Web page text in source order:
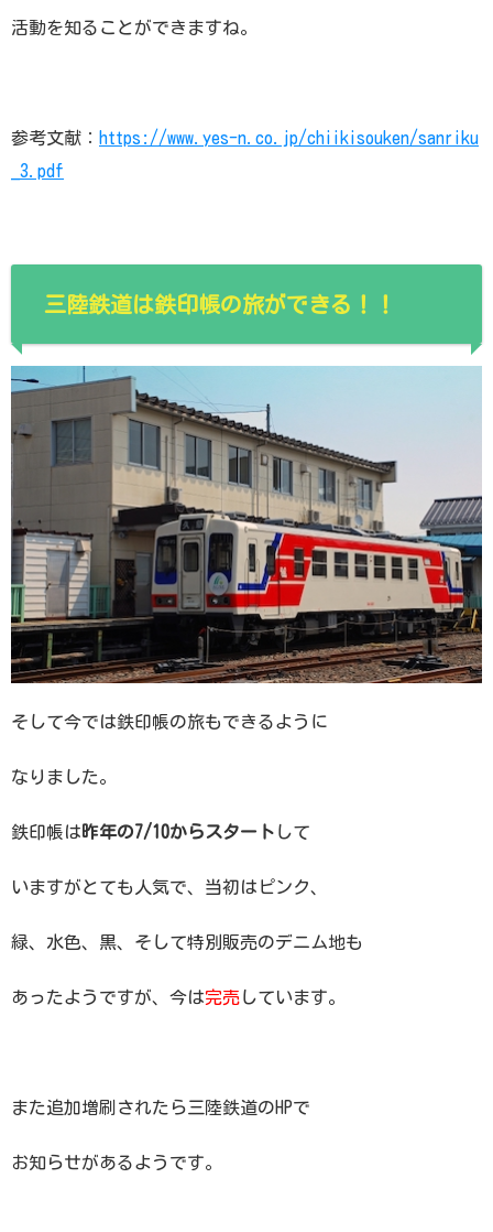
活動を知ることができますね。
参考文献： https://www.yes-n.co.jp/chiikisouken/sanriku
_3.pdf
三陸鉄道は鉄印帳の旅ができる！！
そして今では鉄印帳の旅もできるように
なりました。
鉄印帳は昨年の7/10からスタート して
いますがとても人気で、当初はピンク、
緑、水色、黒、そして特別販売のデニム地も
あったようですが、今は完売 しています。
また追加増刷されたら三陸鉄道のHPで
お知らせがあるようです。